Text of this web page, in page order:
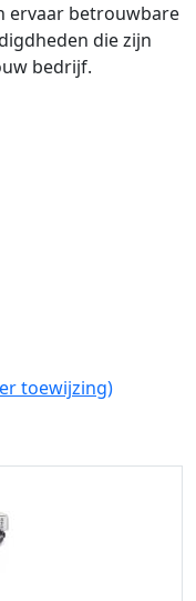
ervaar betrouwbare
die zijn
bedrijf.
toewijzing)